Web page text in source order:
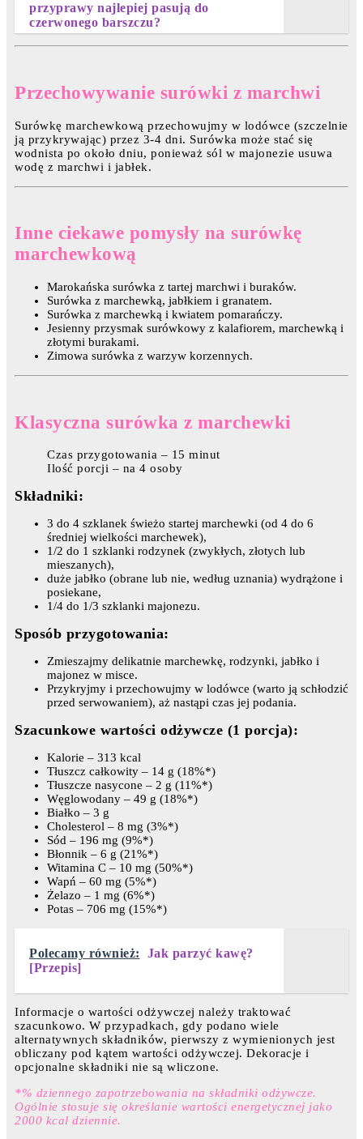
przyprawy najlepiej pasują do
czerwonego barszczu?
Przechowywanie surówki z marchwi
Surówkę marchewkową przechowujmy w lodówce (szczelnie
ją przykrywając) przez 3-4 dni. Surówka może stać się
wodnista po około dniu, ponieważ sól w majonezie usuwa
wodę z marchwi i jabłek.
Inne ciekawe pomysły na surówkę
marchewkową
Marokańska surówka z tartej marchwi i buraków.
Surówka z marchewką, jabłkiem i granatem.
Surówka z marchewką i kwiatem pomarańczy.
Jesienny przysmak surówkowy z kalafiorem, marchewką i
złotymi burakami.
Zimowa surówka z warzyw korzennych.
Klasyczna surówka z marchewki
Czas przygotowania – 15 minut
Ilość porcji – na 4 osoby
Składniki:
3 do 4 szklanek świeżo startej marchewki (od 4 do 6
średniej wielkości marchewek),
1/2 do 1 szklanki rodzynek (zwykłych, złotych lub
mieszanych),
duże jabłko (obrane lub nie, według uznania) wydrążone i
posiekane,
1/4 do 1/3 szklanki majonezu.
Sposób przygotowania:
Zmieszajmy delikatnie marchewkę, rodzynki, jabłko i
majonez w misce.
Przykryjmy i przechowujmy w lodówce (warto ją schłodzić
przed serwowaniem), aż nastąpi czas jej podania.
Szacunkowe wartości odżywcze (1 porcja):
Kalorie – 313 kcal
Tłuszcz całkowity – 14 g (18%*)
Tłuszcze nasycone – 2 g (11%*)
Węglowodany – 49 g (18%*)
Białko – 3 g
Cholesterol – 8 mg (3%*)
Sód – 196 mg (9%*)
Błonnik – 6 g (21%*)
Witamina C – 10 mg (50%*)
Wapń – 60 mg (5%*)
Żelazo – 1 mg (6%*)
Potas – 706 mg (15%*)
Polecamy również:
Jak parzyć kawę?
[Przepis]
Informacje o wartości odżywczej należy traktować
szacunkowo. W przypadkach, gdy podano wiele
alternatywnych składników, pierwszy z wymienionych jest
obliczany pod kątem wartości odżywczej. Dekoracje i
opcjonalne składniki nie są wliczone.
*% dziennego zapotrzebowania na składniki odżywcze.
Ogólnie stosuje się określanie wartości energetycznej jako
2000 kcal dziennie.